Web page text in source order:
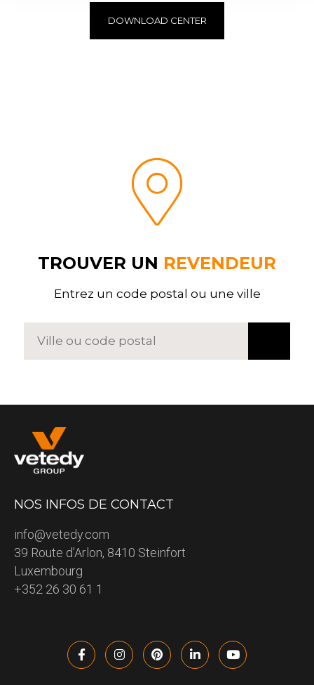
DOWNLOAD CENTER
TROUVER UN REVENDEUR
Entrez un code postal ou une ville
NOS INFOS DE CONTACT
info@vetedy.com
39 Route d’Arlon, 8410 Steinfort
Luxembourg
+352 26 30 61 1